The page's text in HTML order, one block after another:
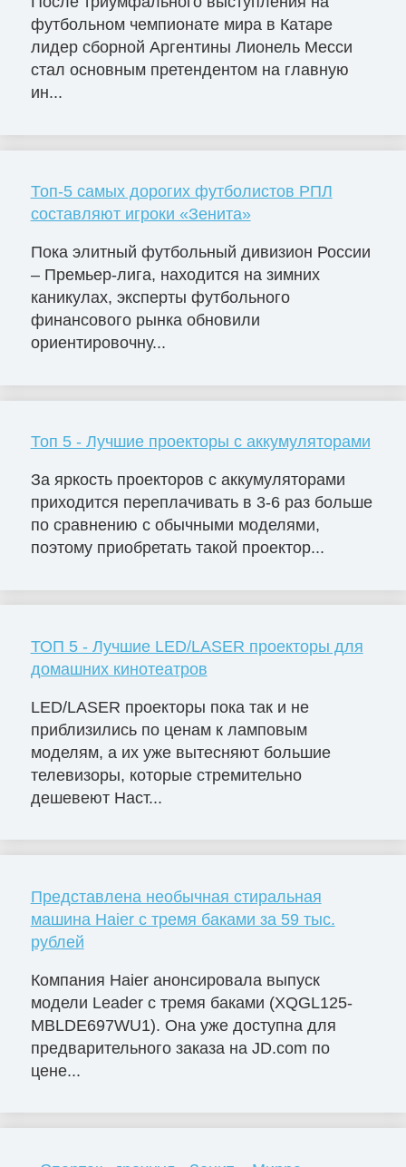
футбольном чемпионате мира в Катаре
лидер сборной Аргентины Лионель Месси
стал основным претендентом на главную
ин...
Топ-5 самых дорогих футболистов РПЛ
составляют игроки «Зенита»
Пока элитный футбольный дивизион России
– Премьер-лига, находится на зимних
каникулах, эксперты футбольного
финансового рынка обновили
ориентировочну...
Топ 5 - Лучшие проекторы с аккумуляторами
За яркость проекторов с аккумуляторами
приходится переплачивать в 3-6 раз больше
по сравнению с обычными моделями,
поэтому приобретать такой проектор...
ТОП 5 - Лучшие LED/LASER проекторы для
домашних кинотеатров
LED/LASER проекторы пока так и не
приблизились по ценам к ламповым
моделям, а их уже вытесняют большие
телевизоры, которые стремительно
дешевеют Наст...
Представлена необычная стиральная
машина Haier с тремя баками за 59 тыс.
рублей
Компания Haier анонсировала выпуск
модели Leader с тремя баками (XQGL125-
MBLDE697WU1). Она уже доступна для
предварительного заказа на JD.com по
цене...